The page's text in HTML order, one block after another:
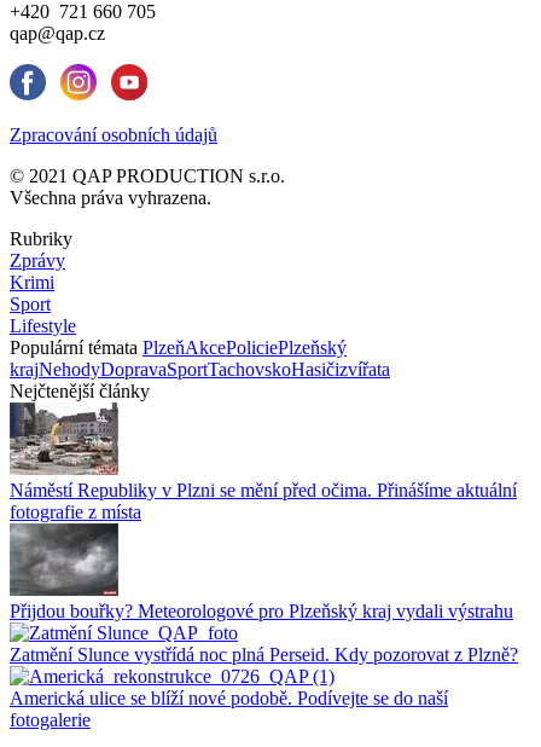
+420 721 660 705
qap@qap.cz
Zpracování osobních údajů
© 2021 QAP PRODUCTION s.r.o.
Všechna práva vyhrazena.
Rubriky
Zprávy
Krimi
Sport
Lifestyle
Populární témata PlzeňAkcePoliciePlzeňský
krajNehodyDopravaSportTachovskoHasičizvířata
Nejčtenější články
Náměstí Republiky v Plzni se mění před očima. Přinášíme aktuální
fotografie z místa
Přijdou bouřky? Meteorologové pro Plzeňský kraj vydali výstrahu
Zatmění Slunce vystřídá noc plná Perseid. Kdy pozorovat z Plzně?
Americká ulice se blíží nové podobě. Podívejte se do naší
fotogalerie